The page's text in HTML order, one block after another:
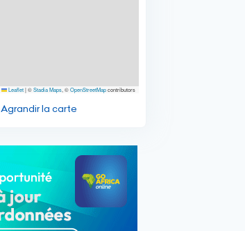
Leaflet|©Stadia Maps, ©OpenStreetMapcontributors
Agrandir la carte